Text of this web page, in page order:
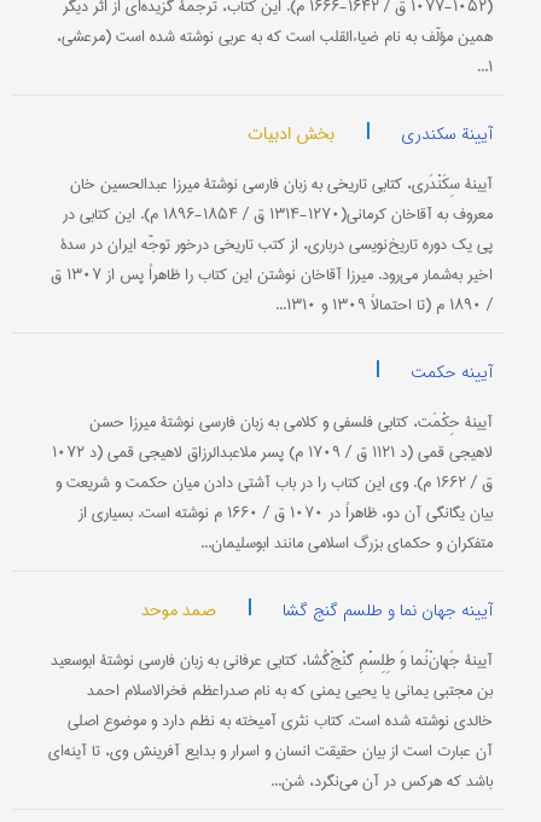
(۱۰۵۲-۱۰۷۷ ق / ۱۶۴۲-۱۶۶۶ م). این كتاب، ترجمۀ گزیده‌ای از اثر دیگر
همین مؤلّف به نام ضیاءالقلب است كه به عربی نوشته شده است (مرعشی،
۱...
آیینة سکندری | بخش ادبیات
آیینۀ سِکَنْدَری، کتابی تاریخی به زبان فارسی نوشتۀ میرزا عبدالحسین خان
معروف به آقاخان کرمانی(۱۲۷۰-۱۳۱۴ ق / ۱۸۵۴-۱۸۹۶ م). این کتابی در
پی یک دوره تاریخ‌نویسی درباری، از کتب تاریخی درخور توجّه ایران در سدۀ
اخیر به‌شمار می‌رود. میرزا آقاخان نوشتن این کتاب را ظاهراً پس از ۱۳۰۷ ق
/ ۱۸۹۰ م (تا احتمالاً ۱۳۰۹ و ۱۳۱۰...
آیینه حکمت |
آیینۀ حِكْمَت، كتابی فلسفی و كلامی ‌به زبان فارسی نوشتۀ میرزا حسن
لاهیجی قمی ‌(د ۱۱۲۱ ق / ۱۷۰۹ م) پسر ملاعبدالرزاق لاهیجی قمی ‌(د ۱۰۷۲
ق / ۱۶۶۲ م). وی این كتاب را در باب آشتی دادن میان حكمت و شریعت و
بیان یگانگی آن دو، ظاهراً در ۱۰۷۰ ق / ۱۶۶۰ م نوشته است. بسیاری از
متفكران و حكمای بزرگ اسلامی‌ مانند ابوسلیمان...
آیینه جهان نما و طلسم گنج گشا | صمد موحد
آیینۀ جَهانْ‌نُما وَ طِلِسْمِ گنْجْ‌گُشا، كتابی عرفانی به زبان فارسی نوشتۀ ابوسعید
بن مجتبی یمانی یا یحیی یمنی كه به نام صدراعظم فخرالاسلام احمد
خالدی نوشته شده است. كتاب نثری آمیخته به نظم دارد و موضوع اصلی
آن عبارت است از بیان حقیقت انسان و اسرار و بدایع آفرینش وی، تا آینه‌ای
باشد كه هر‌كس در آن می‌نگرد، شن...